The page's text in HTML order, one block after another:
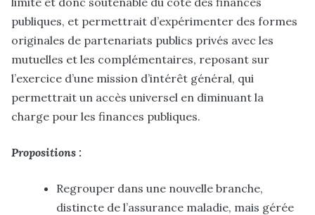
publiques, et permettrait d’expérimenter des formes
originales de partenariats publics privés avec les
mutuelles et les complémentaires, reposant sur
l’exercice d’une mission d’intérêt général, qui
permettrait un accès universel en diminuant la
charge pour les finances publiques.
Propositions :
Regrouper dans une nouvelle branche,
distincte de l’assurance maladie, mais gérée